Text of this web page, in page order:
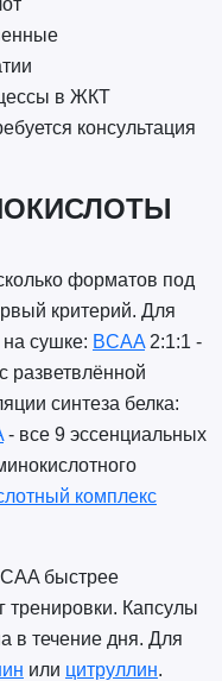
в ЖКТ
консультация
форматов под
критерий. Для
сушке: BCAA2:1:1 -
разветвлённой
синтеза белка:
- все 9 эссенциальных
комплекс
быстрее
тренировки. Капсулы
в течение дня. Для
или цитруллин.